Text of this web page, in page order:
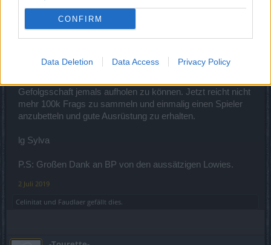
CONFIRM
Data Deletion Data Access Privacy Policy
Release 220 liefert die nächste Belohnung für Spieler, die
nicht in die Zwischenwelt kommen. Kein Kauf von Items
Zwischenwelt. Die ganzen Belohnungen für die
Großwildjagd sind für uns Lowies für den Hintern, so toll sie
Gefolgsschaft jemals aufholen zu können. Jetzt reicht nicht
mehr 100k Frags zu sammeln und einmalig einen Spieler
anzubetteln und gute Ausrüstung zu erhalten.
lg Sylva
P.S: Großen Dank an BP von den aussätzigen Lowies.
2 Juli 2019
Celinitat und Faudlaer gefällt dies.